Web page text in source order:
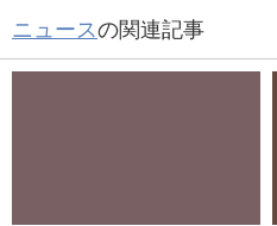
ニュースの関連記事